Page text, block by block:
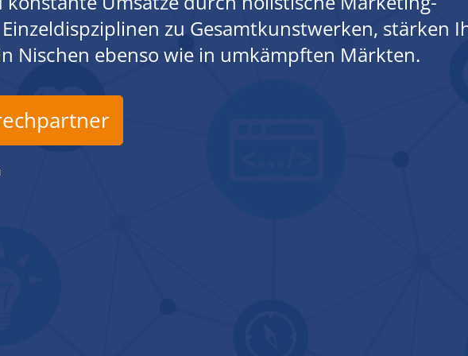
zu Gesamtkunstwerken, stärken
Nischen ebenso wie in umkämpften Märkten.